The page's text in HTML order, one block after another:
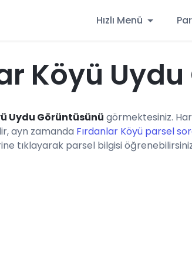
Hızlı Menü
Köyü
Uydu Görüntüsünü görmektesiniz.
ayn zamanda Fırdanlar Köyü parsel
tıklayarak parsel bilgisi